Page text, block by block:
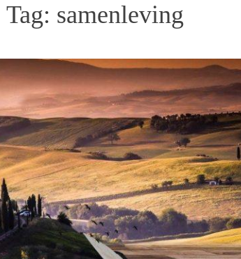
Tag: samenleving